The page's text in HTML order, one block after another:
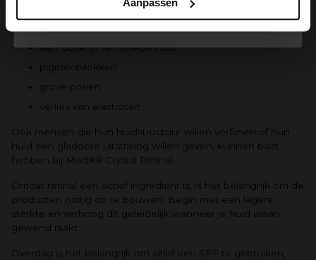
een doffe of vermoeide huid
grove poriën
verlies van elasticiteit
Ook mensen die hun huidstructuur willen verfijnen of hun
huid een gladdere uitstraling willen geven, kunnen baat
hebben bij Medik8 Crystal Retinal.
Omdat retinal een actief ingrediënt is, is het belangrijk om de
producten rustig op te bouwen. Begin met een lagere
sterkte en verhoog dit geleidelijk wanneer je huid eraan
gewend raakt.
Overdag is het belangrijk om altijd een SPF te gebruiken,
SPIN